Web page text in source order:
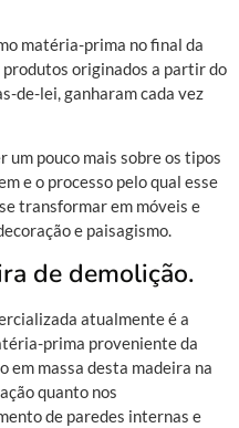
matéria-prima no final da
produtos originados a partir do
de-lei, ganharam cada vez
um pouco mais sobre os tipos
e o processo pelo qual esse
transformar em móveis e
e paisagismo.
de demolição.
atualmente é a
prima proveniente da
em massa desta madeira na
quanto nos
de paredes internas e